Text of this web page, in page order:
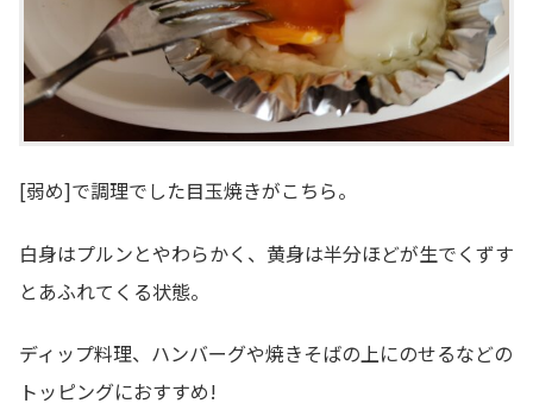
[弱め]で調理でした目玉焼きがこちら。
白身はプルンとやわらかく、黄身は半分ほどが生でくずす
とあふれてくる状態。
ディップ料理、ハンバーグや焼きそばの上にのせるなどの
トッピングにおすすめ!